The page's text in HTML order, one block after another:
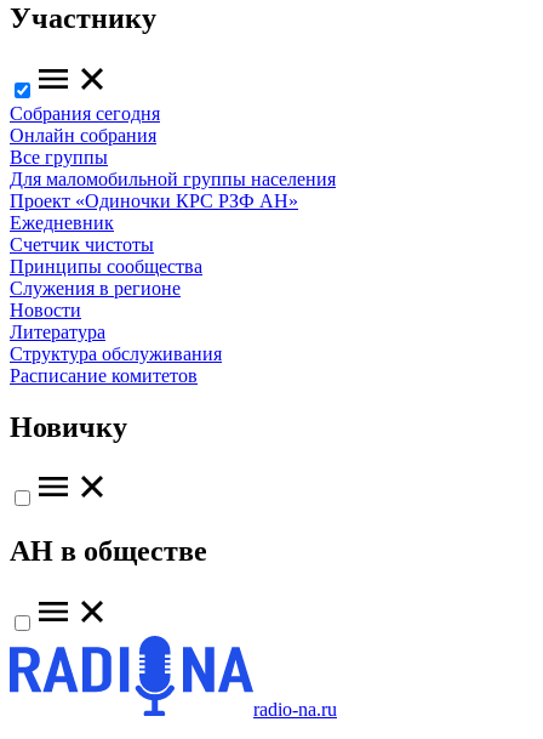
Участнику
Собрания сегодня
Онлайн собрания
Все группы
Для маломобильной группы населения
Проект «Одиночки КРС РЗФ АН»
Ежедневник
Счетчик чистоты
Принципы сообщества
Служения в регионе
Новости
Литература
Структура обслуживания
Расписание комитетов
Новичку
АН в обществе
radio-na.ru